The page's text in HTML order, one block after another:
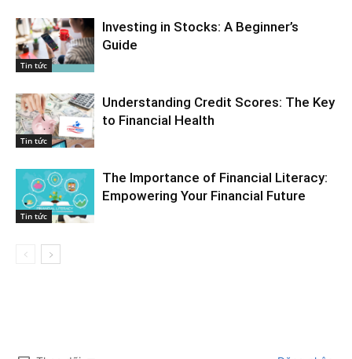
Tin tức
Investing in Stocks: A Beginner’s
Guide
Tin tức
Understanding Credit Scores: The Key
to Financial Health
Tin tức
The Importance of Financial Literacy:
Empowering Your Financial Future